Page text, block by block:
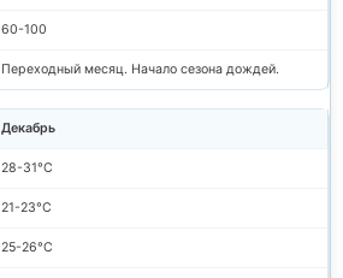
60-100
Переходный месяц. Начало сезона дождей.
Декабрь
28-31°C
21-23°C
25-26°C